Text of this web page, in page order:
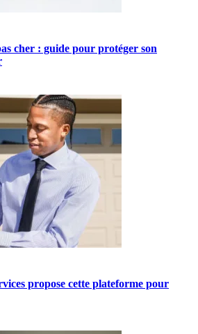
cher : guide pour protéger son
propose cette plateforme pour